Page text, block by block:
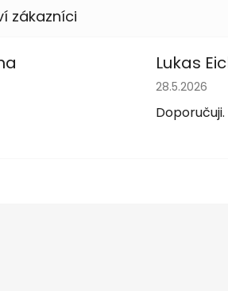
je 5 z 5 hvězdiček.
Lukas
Hodnocení
28.5.2026